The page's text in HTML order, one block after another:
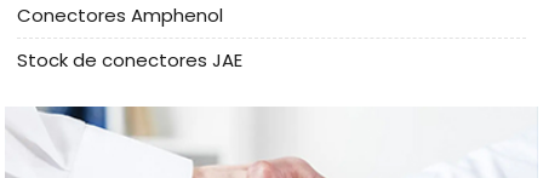
Conectores Amphenol
Stock de conectores JAE